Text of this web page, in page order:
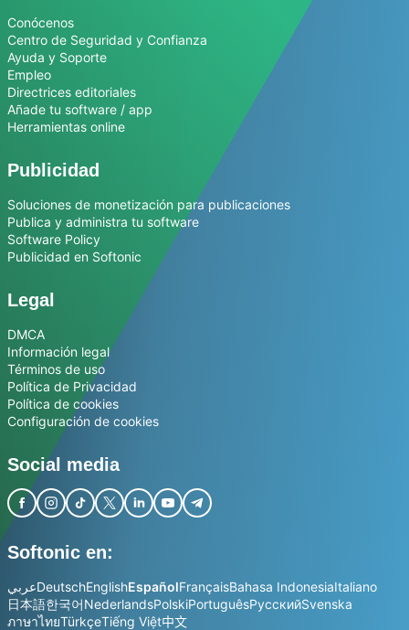
Conócenos
Centro de Seguridad y Confianza
Ayuda y Soporte
Empleo
Directrices editoriales
Añade tu software / app
Herramientas online
Publicidad
Soluciones de monetización para publicaciones
Publica y administra tu software
Software Policy
Publicidad en Softonic
Legal
DMCA
Información legal
Términos de uso
Política de Privacidad
Política de cookies
Configuración de cookies
Social media
Softonic en:
عربيDeutschEnglishEspañolFrançaisBahasa IndonesiaItaliano
日本語한국어NederlandsPolskiPortuguêsРусскийSvenska
ภาษาไทยTürkçeTiếng Việt中文